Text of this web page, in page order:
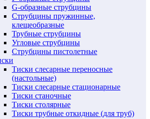
G-образные струбцины
Струбцины пружинные,
клещеобразные
Трубные струбцины
Угловые струбцины
Струбцины пистолетные
Тиски слесарные переносные
(настольные)
Тиски слесарные стационарные
Тиски станочные
Тиски столярные
Тиски трубные откидные (для труб)